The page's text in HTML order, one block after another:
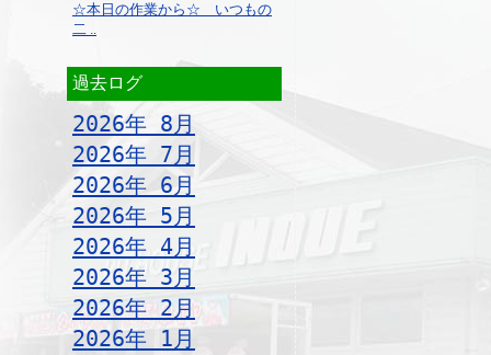
☆本日の作業から☆ いつもの
二 ..
過去ログ
2026年 8月
2026年 7月
2026年 6月
2026年 5月
2026年 4月
2026年 3月
2026年 2月
2026年 1月